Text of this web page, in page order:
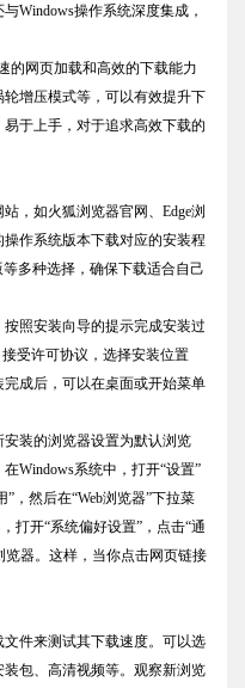
Windows操作系统深度集成，
的网页加载和高效的下载能力
增压模式等，可以有效提升下
于上手，对于追求高效下载的
，如火狐浏览器官网、Edge浏
作系统版本下载对应的安装程
多种选择，确保下载适合自己
照安装向导的提示完成安装过
受许可协议，选择安装位置
完成后，可以在桌面或开始菜单
装的浏览器设置为默认浏览
Windows系统中，打开“设置”
，然后在“Web浏览器”下拉菜
打开“系统偏好设置”，点击“通
览器。这样，当你点击网页链接
件来测试其下载速度。可以选
包、高清视频等。观察新浏览